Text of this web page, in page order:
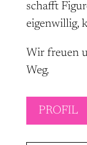
schafft
eigenwillig,
Wir freuen
Weg.
PROFIL